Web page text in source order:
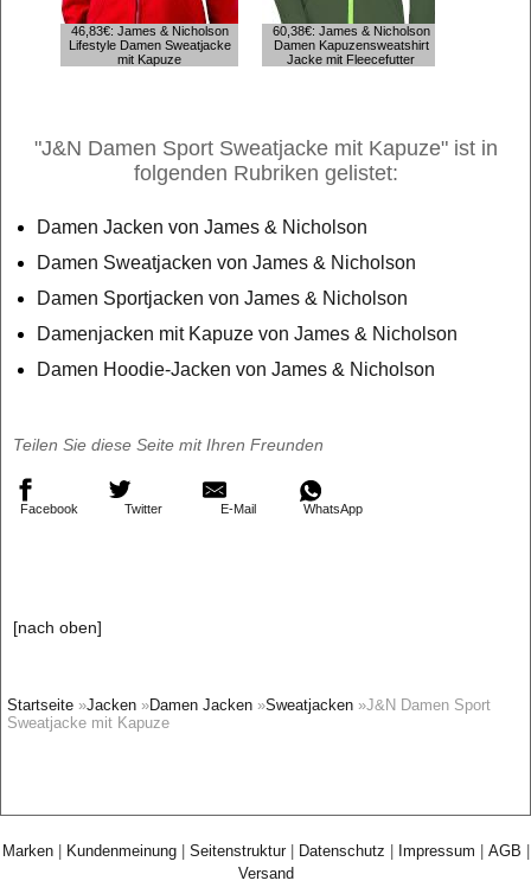
46,83€: James & Nicholson
Lifestyle Damen Sweatjacke
mit Kapuze
60,38€: James & Nicholson
Damen Kapuzensweatshirt
Jacke mit Fleecefutter
"J&N Damen Sport Sweatjacke mit Kapuze" ist in
folgenden Rubriken gelistet:
Damen Jacken von James & Nicholson
Damen Sweatjacken von James & Nicholson
Damen Sportjacken von James & Nicholson
Damenjacken mit Kapuze von James & Nicholson
Damen Hoodie-Jacken von James & Nicholson
Teilen Sie diese Seite mit Ihren Freunden
Facebook Twitter E-Mail WhatsApp
[nach oben]
Startseite »Jacken »Damen Jacken »Sweatjacken »J&N Damen Sport
Sweatjacke mit Kapuze
Marken| Kundenmeinung| Seitenstruktur| Datenschutz Impressum AGB
Versand